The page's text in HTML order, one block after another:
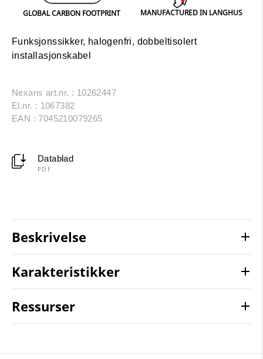
GLOBAL CARBON FOOTPRINT MANUFACTURED IN LANGHUS
Funksjonssikker, halogenfri, dobbeltisolert
installasjonskabel
Nexans art.nr. : 10262447
El.nr. : 1067382
EAN : 7045210079265
Datablad
PDF
Beskrivelse
Karakteristikker
Ressurser